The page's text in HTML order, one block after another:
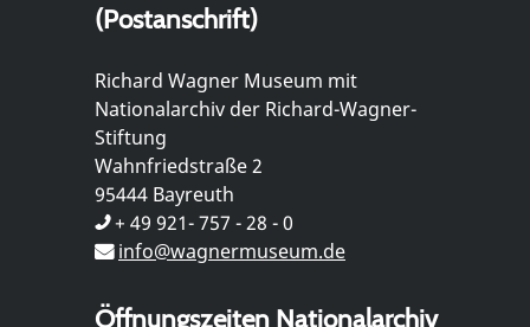
(Postanschrift)
Richard Wagner Museum mit
Nationalarchiv der Richard-Wagner-
Stiftung
Wahnfriedstraße 2
95444 Bayreuth
+ 49 921- 757 - 28 - 0
info@wagnermuseum.de
Öffnungszeiten Nationalarchiv